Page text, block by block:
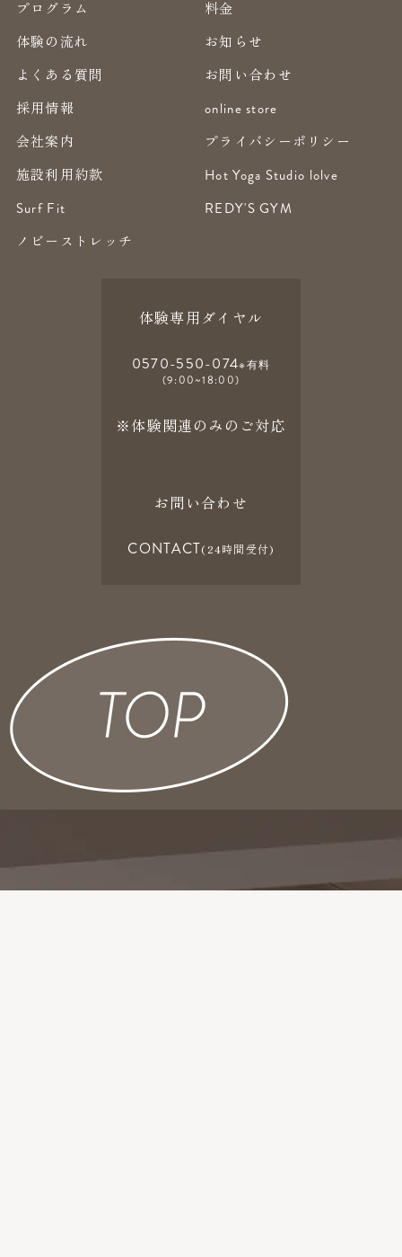
プログラム
料金
体験の流れ
お知らせ
よくある質問
お問い合わせ
採用情報
online store
会社案内
プライバシーポリシー
施設利用約款
Hot Yoga Studio lolve
Surf Fit
REDY'S GYM
ノビーストレッチ
体験専用ダイヤル
0570-550-074※有料
(9:00~18:00)
※体験関連のみのご対応
お問い合わせ
CONTACT(24時間受付)